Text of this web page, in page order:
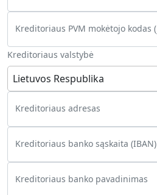
Kreditoriaus PVM mokėtojo kodas
Kreditoriaus valstybė
Lietuvos Respublika
Kreditoriaus adresas
Kreditoriaus banko sąskaita (IBAN)
Kreditoriaus banko pavadinimas